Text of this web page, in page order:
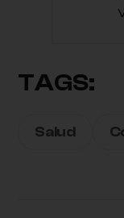
TAGS:
Salud